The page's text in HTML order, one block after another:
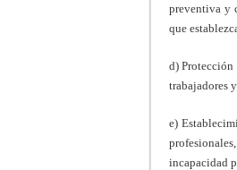
preventiva y
que
d)
trabajadores
e)
incapacidad